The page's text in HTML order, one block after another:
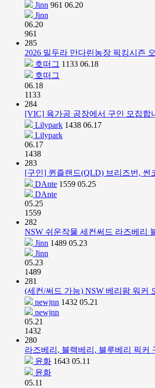
Jinn 961 06.20
Jinn
06.20
961
285
2026 밀두라 만다린농장 픽킹시즌
호떠그 1133 06.18
호떠그
06.18
1133
284
[VIC] 육가공 공장에서 구인 모집
Lilypark 1438 06.17
Lilypark
06.17
1438
283
[구인] 퀸즐랜드(QLD) 브리즈번,
DAnte 1559 05.25
DAnte
05.25
1559
282
NSW 쉬운작물 세컨써드 라즈베리
Jinn 1489 05.23
Jinn
05.23
1489
281
(세컨/써드 가능) NSW 베리팜 워커
newjnn 1432 05.21
newjnn
05.21
1432
280
라즈베리, 블랙베리, 블루베리 픽커
윤화 1643 05.11
윤화
05.11